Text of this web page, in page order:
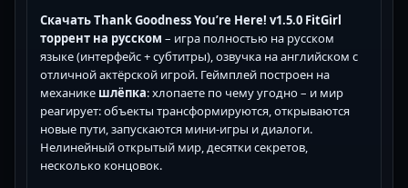
Скачать Thank Goodness You’re Here! v1.5.0 FitGirl
торрент на русском – игра полностью на русском
языке (интерфейс + субтитры), озвучка на английском с
отличной актёрской игрой. Геймплей построен на
механике шлёпка: хлопаете по чему угодно – и мир
реагирует: объекты трансформируются, открываются
новые пути, запускаются мини-игры и диалоги.
Нелинейный открытый мир, десятки секретов,
несколько концовок.